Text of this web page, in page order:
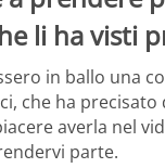
li ha visti
in ballo una
che ha precisato
averla nel
parte.